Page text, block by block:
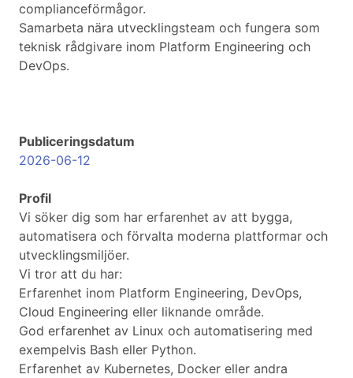
complianceförmågor.
Samarbeta nära utvecklingsteam och fungera som
teknisk rådgivare inom Platform Engineering och
DevOps.
Publiceringsdatum
2026-06-12
Profil
Vi söker dig som har erfarenhet av att bygga,
automatisera och förvalta moderna plattformar och
utvecklingsmiljöer.
Vi tror att du har:
Erfarenhet inom Platform Engineering, DevOps,
Cloud Engineering eller liknande område.
God erfarenhet av Linux och automatisering med
exempelvis Bash eller Python.
Erfarenhet av Kubernetes, Docker eller andra